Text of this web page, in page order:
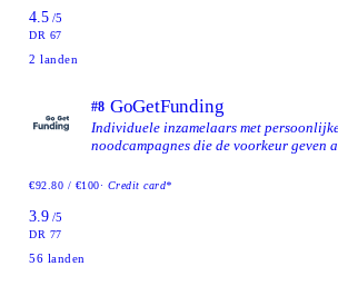
4.5 /5
DR 67
2 landen
#8 GoGetFunding
Individuele inzamelaars met
noodcampagnes die de voorkeur geven
fooien van donateurs, met brede
€92.80 / €100· Credit card*
3.9 /5
DR 77
56 landen